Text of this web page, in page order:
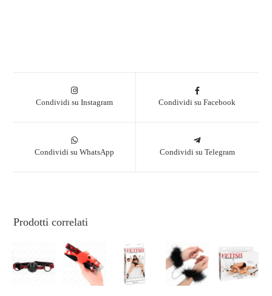
Condividi su Instagram Condividi su Facebook
Condividi su WhatsApp Condividi su Telegram
Prodotti correlati